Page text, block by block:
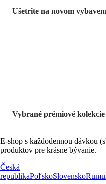
Ušetrite na novom
Vybrané prémiové
E-shop s každodennou dávkou
produktov pre krásne bývanie.
Česká
republikaPoľskoSlovensko